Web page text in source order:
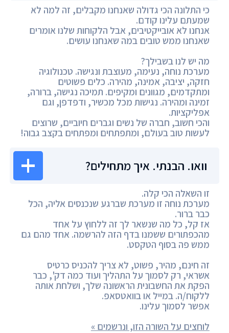
כי התלונה הכי גדולה שאנחנו מקבלים, זה למה לא
שמעתם עלינו קודם.
אנחנו לא אובייקטיבים, אבל הלקוחות שלנו אומרים
שאנחנו ממש טובים במה שאנחנו עושים.
מה יש לנו בשבילך?
מערכת נוחה, נעימה, מעוצבת ונגישה. טכנולוגיה
חזקה, יציבה, אמינה, מהירה. כלים פשוטים
ומתקדמים, מגוונים ומקיפים. תמיכה נגישה, ברורה,
זמינה ומהירה. נגישות מכל מכשיר, ודפדפן, וגם
אפליקציות.
והכי חשוב, חברה של נשים וגברים חיוביים, שרוצים
לעשות טוב בעולם, ומתפתחים ומפתחים בקצב גבוה!
וואו. הבנתי. איך מתחילים?
זו השאלה הכי קלה.
מערכת נוחה זו מערכת שברגע שנכנסים אליה, הכל
כבר ברור.
אז קל, כל מה שנשאר לך זה ללחוץ על אחד
מהכפתורים ששמנו בדף הזה להרשמה. אחד מהם גם
ממש פה בסוף הטקסט.
זה חינם, מהיר, פשוט, לא צריך להכניס כרטיס
אשראי, רק לסמוך על התהליך ועוד כמה דק', כבר
הפקת את החשבונית הראשונה שלך, ושלחת אותה
ללקוח/ה. במייל או בוואטסאפ.
אפשר לסמוך עלינו.
לוחצים על השורה הזו, ונרשמים »